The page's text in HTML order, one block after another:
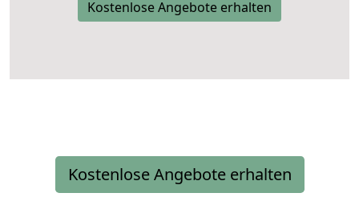
Kostenlose Angebote erhalten
Kostenlose Angebote erhalten